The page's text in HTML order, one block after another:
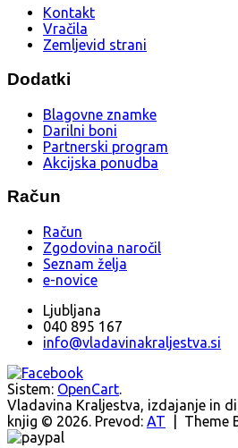
Kontakt
Vračila
Zemljevid strani
Dodatki
Blagovne znamke
Darilni boni
Partnerski program
Akcijska ponudba
Račun
Račun
Zgodovina naročil
Seznam želja
e-novice
Ljubljana
040 895 167
info@vladavinakraljestva.si
Sistem: OpenCart.
Vladavina Kraljestva, izdajanje in
knjig © 2026. Prevod: AT | Theme